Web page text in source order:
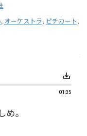
, オーケストラ, ピチカート,
save_alt
01:35
。